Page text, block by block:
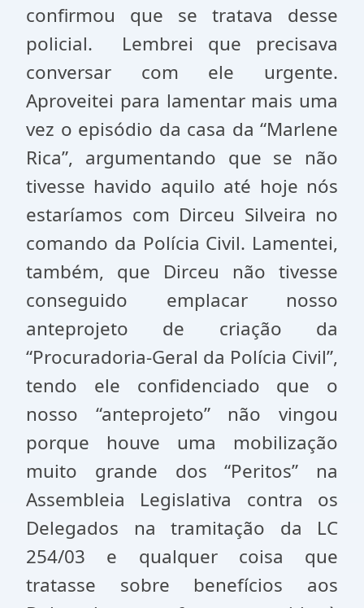
confirmou que se tratava desse
policial. Lembrei que precisava
conversar com ele urgente.
Aproveitei para lamentar mais uma
vez o episódio da casa da “Marlene
Rica”, argumentando que se não
tivesse havido aquilo até hoje nós
estaríamos com Dirceu Silveira no
comando da Polícia Civil. Lamentei,
também, que Dirceu não tivesse
conseguido emplacar nosso
anteprojeto de criação da
“Procuradoria-Geral da Polícia Civil”,
tendo ele confidenciado que o
nosso “anteprojeto” não vingou
porque houve uma mobilização
muito grande dos “Peritos” na
Assembleia Legislativa contra os
Delegados na tramitação da LC
254/03 e qualquer coisa que
tratasse sobre benefícios aos